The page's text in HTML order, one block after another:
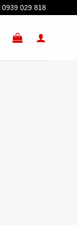
0939 029 818